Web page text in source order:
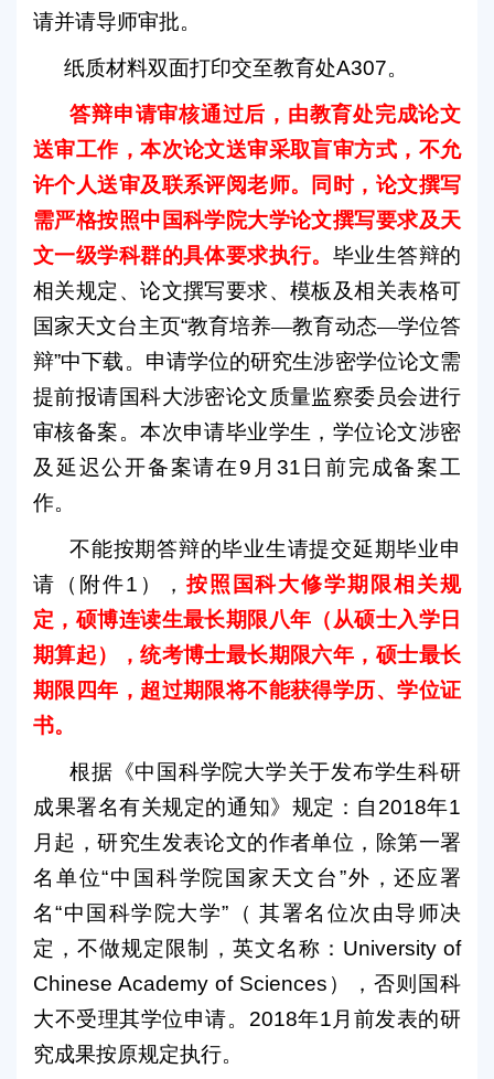
请并请导师审批。
纸质材料双面打印交至教育处A307。
答辩申请审核通过后，由教育处完成论文
送审工作，本次论文送审采取盲审方式，不允
许个人送审及联系评阅老师。同时，论文撰写
需严格按照中国科学院大学论文撰写要求及天
文一级学科群的具体要求执行。 毕业生答辩的
相关规定、论文撰写要求、模板及相关表格可
国家天文台主页“教育培养—教育动态—学位答
辩”中下载。申请学位的研究生涉密学位论文需
提前报请国科大涉密论文质量监察委员会进行
审核备案。本次申请毕业学生，学位论文涉密
及延迟公开备案请在9 月 31 日前完成备案工
作。
不能按期答辩的毕业生请提交延期毕业申
请（附件1 ）， 按照国科大修学期限相关规
定，硕博连读生最长期限八年（从硕士入学日
期算起），统考博士最长期限六年，硕士最长
期限四年，超过期限将不能获得学历、学位证
书。
根据《中国科学院大学关于发布学生科研
成果署名有关规定的通知》规定：自 2018年1
月起，研究生发表论文的作者单位，除第一署
名单位“中国科学院国家天文台”外，还应署
名“中国科学院大学” （ 其署名位次由导师决
定，不做规定限制， 英文名称： University of
Chinese Academy of Sciences ），否则国科
大不受理其学位申请。 2018年1月前发表的研
究成果按原规定执行。